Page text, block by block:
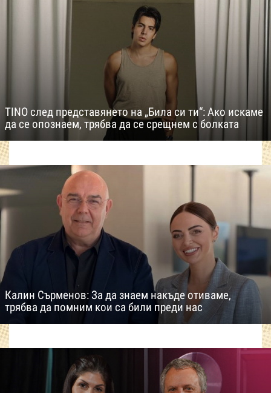
TINO след представянето на „Била си ти“: Ако искаме
да се опознаем, трябва да се срещнем с болката
Калин Сърменов: За да знаем накъде отиваме,
трябва да помним кои са били преди нас